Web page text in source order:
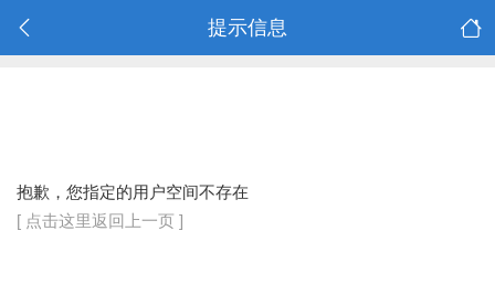
提示信息
抱歉，您指定的用户空间不存在
[ 点击这里返回上一页 ]